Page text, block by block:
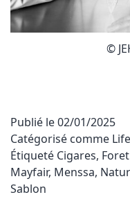
©
Publié le02/01/2025
Catégorisé comme
Étiqueté Cigares,
Mayfair, Menssa,
Sablon